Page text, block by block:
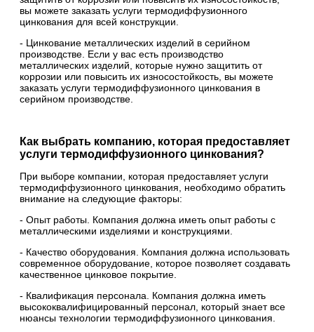
вы можете заказать услуги термодиффузионного
цинкования для всей конструкции.
- Цинкование металлических изделий в серийном
производстве. Если у вас есть производство
металлических изделий, которые нужно защитить от
коррозии или повысить их износостойкость, вы можете
заказать услуги термодиффузионного цинкования в
серийном производстве.
Как выбрать компанию, которая предоставляет
услуги термодиффузионного цинкования?
При выборе компании, которая предоставляет услуги
термодиффузионного цинкования, необходимо обратить
внимание на следующие факторы:
- Опыт работы. Компания должна иметь опыт работы с
металлическими изделиями и конструкциями.
- Качество оборудования. Компания должна использовать
современное оборудование, которое позволяет создавать
качественное цинковое покрытие.
- Квалификация персонала. Компания должна иметь
высококвалифицированный персонал, который знает все
нюансы технологии термодиффузионного цинкования.